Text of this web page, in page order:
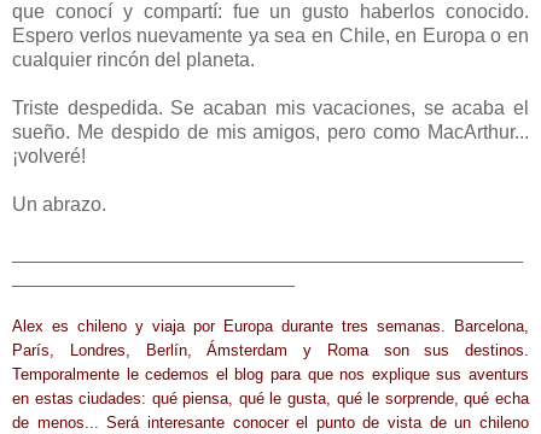
que conocí y compartí: fue un gusto haberlos conocido.
Espero verlos nuevamente ya sea en Chile, en Europa o en
cualquier rincón del planeta.
Triste despedida. Se acaban mis vacaciones, se acaba el
sueño. Me despido de mis amigos, pero como MacArthur...
¡volveré!
Un abrazo.
Alex es chileno y viaja por Europa durante tres semanas. Barcelona,
París, Londres, Berlín, Ámsterdam y Roma son sus destinos.
Temporalmente le cedemos el blog para que nos explique sus aventurs
en estas ciudades: qué piensa, qué le gusta, qué le sorprende, qué echa
de menos... Será interesante conocer el punto de vista de un chileno